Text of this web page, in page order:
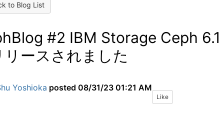
to Blog List
#2 IBM Storage Ceph 6.1
リースされました
Yoshioka posted 08/31/23 01:21 AM
Like